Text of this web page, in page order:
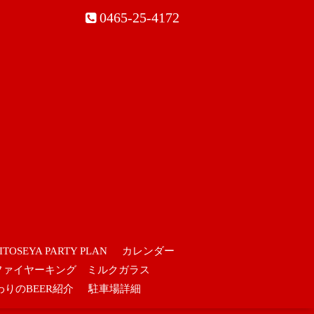
0465-25-4172
PARTY PLAN
カレンダー
ァイヤーキング ミルクガラス
りのBEER紹介
駐車場詳細